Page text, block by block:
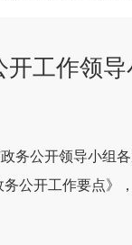
开工作领
务公开领导小组各
务公开工作要点》 ，